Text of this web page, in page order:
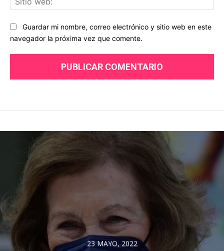
Guardar mi nombre, correo electrónico y sitio web en este
navegador la próxima vez que comente.